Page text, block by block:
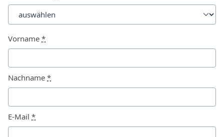
Vorname *
Nachname *
E-Mail *